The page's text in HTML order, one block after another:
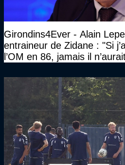
Girondins4Ever - Alain
entraineur de Zidane : "Si
l’OM en 86, jamais il